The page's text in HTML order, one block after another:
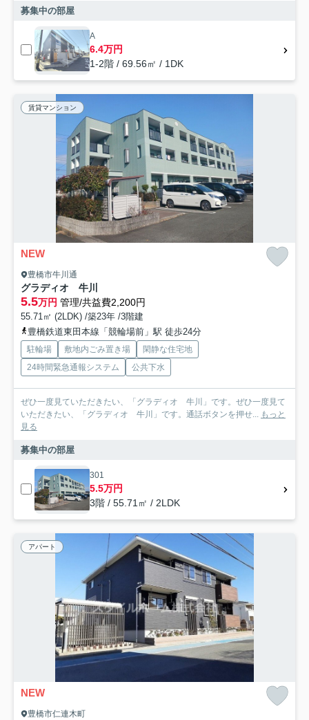
募集中の部屋
A
6.4万円
1-2階 / 69.56㎡ / 1DK
賃貸マンション
NEW
豊橋市牛川通
グラディオ 牛川
5.5万円 管理/共益費2,200円
55.71㎡ (2LDK) /築23年 /3階建
豊橋鉄道東田本線「競輪場前」駅 徒歩24分
駐輪場 敷地内ごみ置き場
閑静な住宅地
24時間緊急通報システム
公共下水
ぜひ一度見ていただきたい、「グラディオ 牛川」です。ぜひ一度見て
いただきたい、「グラディオ 牛川」です。通話ボタンを押せ...
もっと
見る
募集中の部屋
301
5.5万円
3階 / 55.71㎡ / 2LDK
アパート
NEW
豊橋市仁連木町